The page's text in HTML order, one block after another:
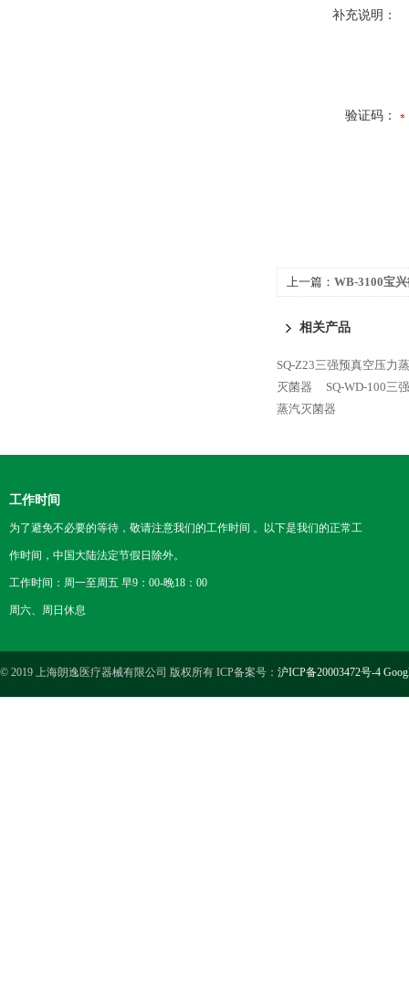
补充说明：
验证码：
上一篇： WB-3100宝
相关产品
SQ-Z23三强预真空压力
灭菌器
SQ-WD-100三
蒸汽灭菌器
工作时间
为了避免不必要的等待，敬请注意我们的工作时间 。以下是我们的正常工
作时间，中国大陆法定节假日除外。
工作时间：周一至周五 早9：00-晚18：00
周六、周日休息
© 2019 上海朗逸医疗器械有限公司 版权所有 ICP备案号： 沪ICP备20003472号-4